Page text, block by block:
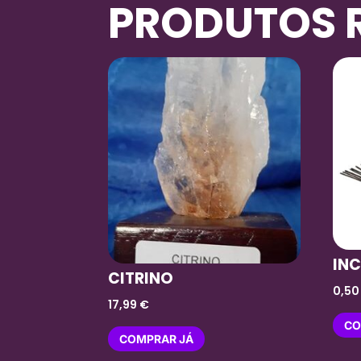
PRODUTOS
CITRINO
17,99 €
COMPRAR JÁ